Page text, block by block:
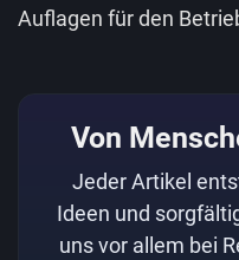
Auflagen für den
Von
Jeder Artikel
Ideen und
uns vor allem bei